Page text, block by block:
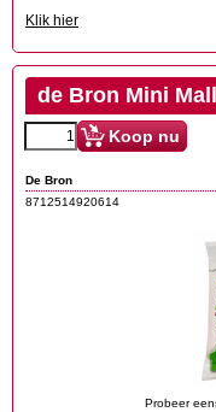
Klik hier
de Bron Mini
Koop nu
De Bron
8712514920614
Probeer